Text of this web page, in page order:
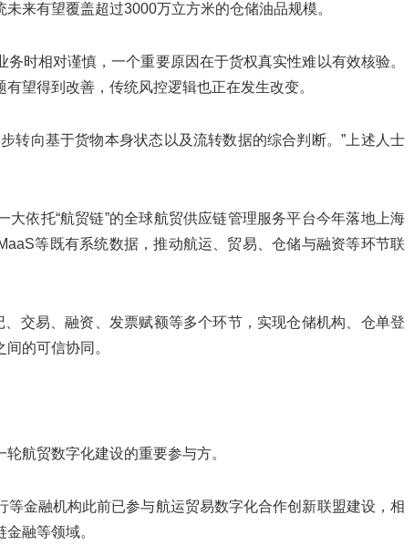
来有望覆盖超过3000万立方米的仓储油品规模。
时相对谨慎，一个重要原因在于货权真实性难以有效核验。
望得到改善，传统风控逻辑也正在发生改变。
转向基于货物本身状态以及流转数据的综合判断。”上述人士
依托“航贸链”的全球航贸供应链管理服务平台今年落地上海
等既有系统数据，推动航运、贸易、仓储与融资等环节联
、交易、融资、发票赋额等多个环节，实现仓储机构、仓单登
的可信协同。
航贸数字化建设的重要参与方。
金融机构此前已参与航运贸易数字化合作创新联盟建设，相
融等领域。